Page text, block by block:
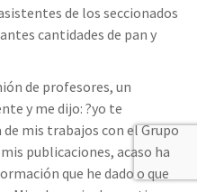
de los seccionados
cantidades de pan y
de profesores, un
y me dijo: ?yo te
de mis trabajos con el Grupo
publicaciones, acaso ha
que he dado o que